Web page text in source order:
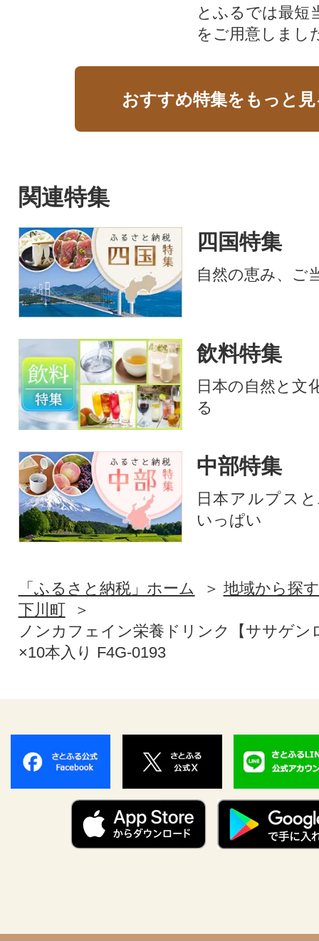
とふるでは最短
をご用意しまし
おすすめ特集をもっと
関連特集
四国特集
自然の恵み、ご
飲料特集
日本の自然と文
る
中部特集
日本アルプス
いっぱい
「ふるさと納税」ホーム
地域から探す
下川町
ノンカフェイン栄養ドリンク【ササゲン
×10本入り F4G-0193